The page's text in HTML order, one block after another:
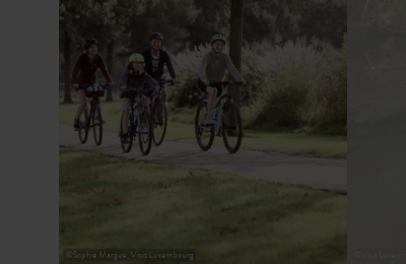
©Sophie Margue, Visit Luxembourg